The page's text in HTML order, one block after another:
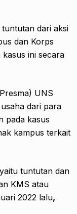
dari aksi
dan Korps
ini secara
UNS
dari para
pada kasus
kampus terkait
yaitu tuntutan dan
KMS atau
2022 lalu,